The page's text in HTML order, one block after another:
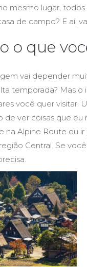
mesmo lugar,
de campo? E aí,
o que
vai depender
temporada? Mas
você quer
de ver coisas que eu
na Alpine Route ou
Central. Se